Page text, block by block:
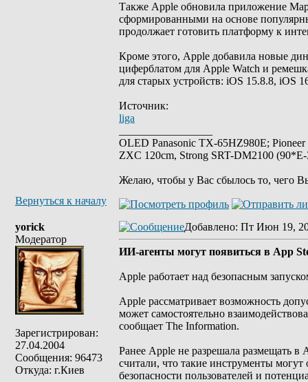
Также Apple обновила приложение
сформированными на основе
продолжает готовить платформу к
Кроме этого, Apple добавила новые
циферблатом для Apple Watch и
для старых устройств: iOS 15.8.8, iOS
Источник:
liga
OLED Panasonic TX-65HZ980E;
ZXC 120cm, Strong SRT-DM2100
Желаю, чтобы у Вас сбылось то, чего
Вернуться к началу
yorick
Модератор
Зарегистрирован:
27.04.2004
Сообщения: 96473
Откуда: г.Киев
Добавлено: Пт Июн 19,
ИИ-агенты могут появиться в App
Apple работает над безопасным
Apple рассматривает возможность
может самостоятельно
сообщает The Information.
Ранее Apple не разрешала размещать
считали, что такие инструменты
безопасности пользователей и